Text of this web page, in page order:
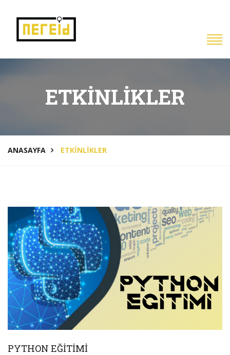
ETKINLIKLER
ANASAYFA ETKINLIKLER
PYTHON EĞİTİMİ